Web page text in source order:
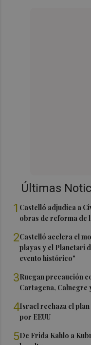
Últimas
1 Castelló adjudica a
obras de reforma de
2Castelló acelera el
playas y el Planetari
evento histórico"
3Ruegan precaución
Cartagena, Calnegre
4Israel rechaza el plan
por EEUU
5De Frida Kahlo a